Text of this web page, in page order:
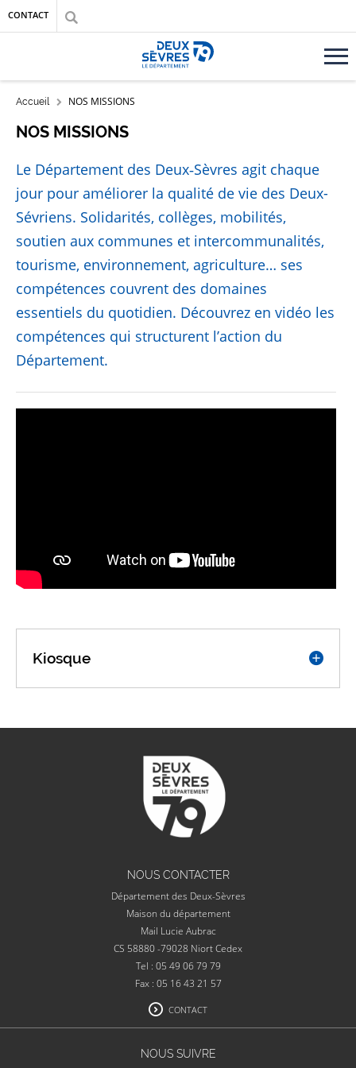
Aller au contenu principal
Aller au menu
Aller à la recherche
CONTACT
Accueil département des Deux-Sèvres
FIL D'ARIANE
Accueil NOS MISSIONS
NOS MISSIONS
Le Département des Deux‑Sèvres agit chaque
jour pour améliorer la qualité de vie des Deux-
Sévriens. Solidarités, collèges, mobilités,
soutien aux communes et intercommunalités,
tourisme, environnement, agriculture… ses
compétences couvrent des domaines
essentiels du quotidien. Découvrez en vidéo les
compétences qui structurent l’action du
Département.
Kiosque
NOUS CONTACTER
Département des Deux-Sèvres
Maison du département
Mail Lucie Aubrac
CS 58880 -79028 Niort Cedex
Tel : 05 49 06 79 79
Fax : 05 16 43 21 57
CONTACT
NOUS SUIVRE